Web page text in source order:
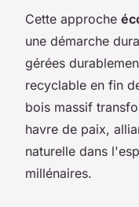
Cette approche
une démarche
gérées
recyclable en fin
bois massif
havre de paix,
naturelle dans
millénaires.